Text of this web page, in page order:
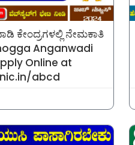
ಕೇಂದ್ರಗಳಲ್ಲಿ ನೇಮಕಾತಿ
Anganwadi
Online at
abcd